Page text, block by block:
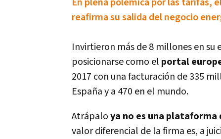
reafirma su salida del negocio
Invirtieron más de 8 millones en
posicionarse como el portal
2017 con una facturación de 335
España y a 470 en el mundo.
Atrápaloya no es una plataforma
valor diferencial de la firma es, a